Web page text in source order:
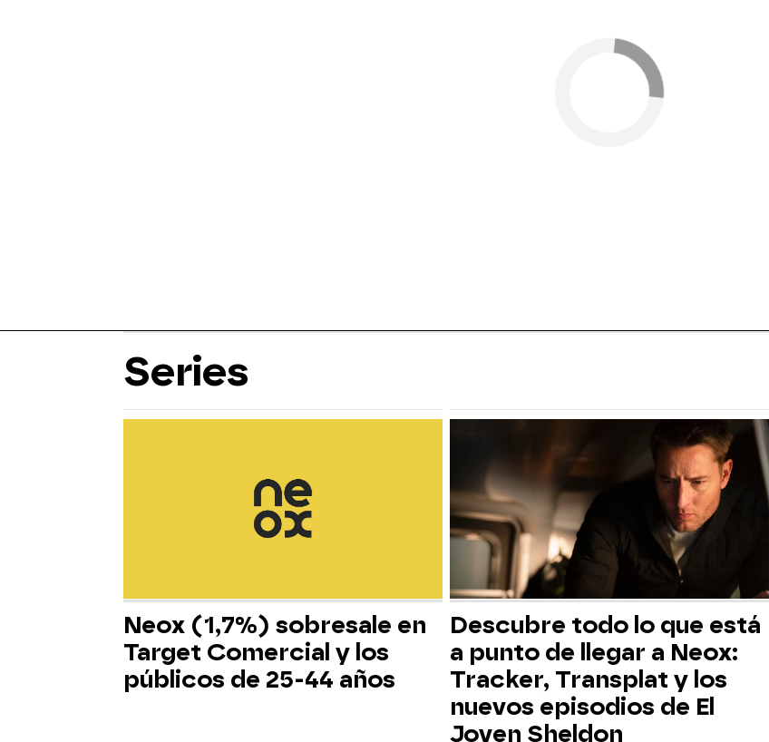
Series
Neox (1,7%) sobresale en
Target Comercial y los
públicos de 25-44 años
Descubre todo lo que está
a punto de llegar a Neox:
Tracker, Transplat y los
nuevos episodios de El
Joven Sheldon